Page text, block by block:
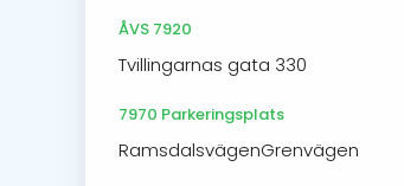
ÅVS 7920
Tvillingarnas gata 330
7970 Parkeringsplats
RamsdalsvägenGrenvägen